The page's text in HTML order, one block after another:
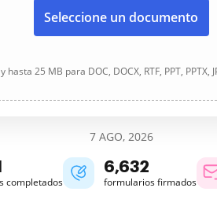
Seleccione un documento
25 MB para DOC, DOCX, RTF, PPT, PPTX,
7 AGO, 2026
completados
6,632
formularios firmados